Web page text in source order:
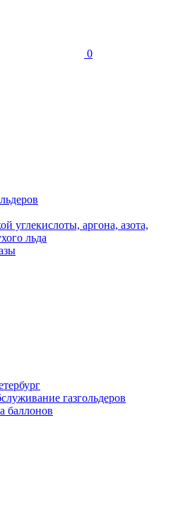
0
углекислоты, аргона, азота,
льда
газгольдеров
баллонов